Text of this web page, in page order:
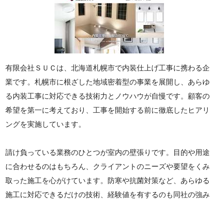
有限会社ＳＵＣは、北海道札幌市で内装仕上げ工事に携わる企
業です。札幌市に根ざした地域密着型の事業を展開し、あらゆ
る内装工事に対応できる技術力とノウハウが自慢です。顧客の
希望を第一に考えており、工事を開始する前に徹底したヒアリ
ングを実施しています。
請け負っている業務のひとつが室内の壁張りです。目的や用途
に合わせるのはもちろん、クライアントのニーズや要望をくみ
取った施工を心がけています。防寒や抗菌対策など、あらゆる
施工に対応できるだけの技術、経験値を有するのも同社の強み